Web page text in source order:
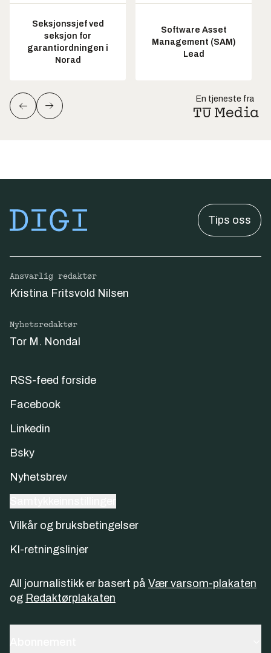
Seksjonssjef ved
seksjon for
garantiordningen i
Norad
Software Asset
Management (SAM)
Lead
En tjeneste fra
Tips oss
Ansvarlig redaktør
Kristina Fritsvold Nilsen
Nyhetsredaktør
Tor M. Nondal
RSS-feed forside
Facebook
Linkedin
Bsky
Nyhetsbrev
Vilkår og bruksbetingelser
KI-retningslinjer
All journalistikk er basert på Vær varsom-plakaten
og Redaktørplakaten